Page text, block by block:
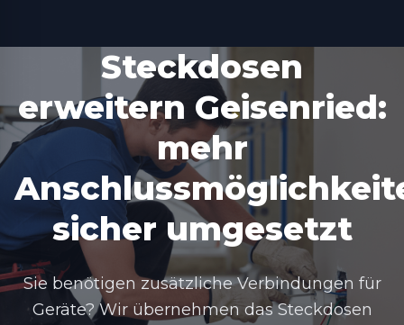
Steckdosen
erweitern Geisenried:
mehr
sicher umgesetzt
Sie benötigen zusätzliche Verbindungen für
Geräte? Wir übernehmen dasSteckdosen